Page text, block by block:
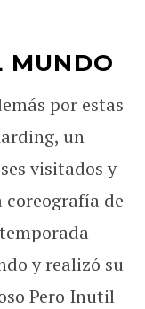
MUNDO
por estas
un
visitados y
de
y realizó su
Pero Inutil